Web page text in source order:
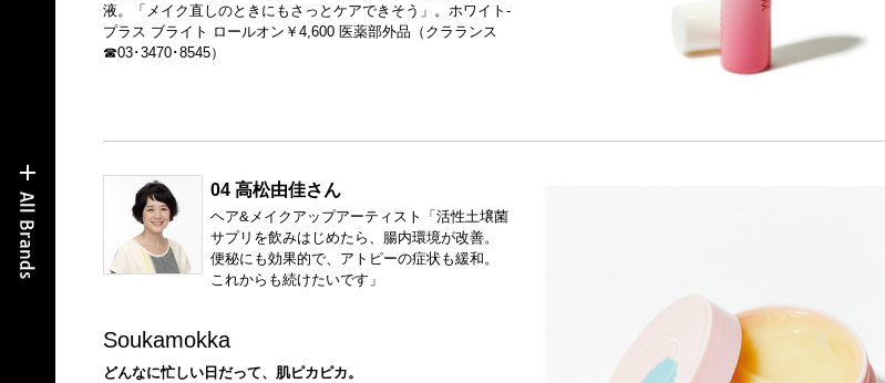
液。「メイク直しのときにもさっとケアできそう」。ホワイト-
プラス ブライト ロールオン￥4,600 医薬部外品（クラランス
☎03･3470･8545）
04 高松由佳さん
ヘア&メイクアップアーティスト「活性土壌菌
サプリを飲みはじめたら、腸内環境が改善。
便秘にも効果的で、アトピーの症状も緩和。
これからも続けたいです」
Soukamokka
どんなに忙しい日だって、肌ピカピカ。